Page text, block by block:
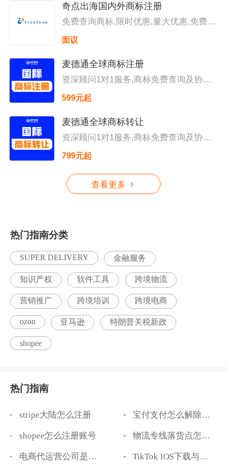
奇点出海国内外商标注册
免费查询商标,限时优惠,量大优惠,免费指
面议
麦德通全球商标注册
资深顾问1对1服务,商标免费查询及协助
备案,价格构成透明无隐形收费,官方证书
邮寄协助补贴申请
599元起
麦德通全球商标转让
资深顾问1对1服务,商标免费查询及协助
邮寄协助补贴申请
799元起
查看更多
热门指南分类
SUPER DELIVERY 金融服务
知识产权 软件工具 跨境物流
营销推广 跨境培训 跨境电商
ozon 亚马逊 特朗普关税新政
shopee
热门指南
stripe大陆怎么注册 宝付支付怎么解除与银行卡签约
shopee怎么注册账号 物流专线落货点怎么找
电商代运营公司是怎么运营的 TikTok IOS下载与安装